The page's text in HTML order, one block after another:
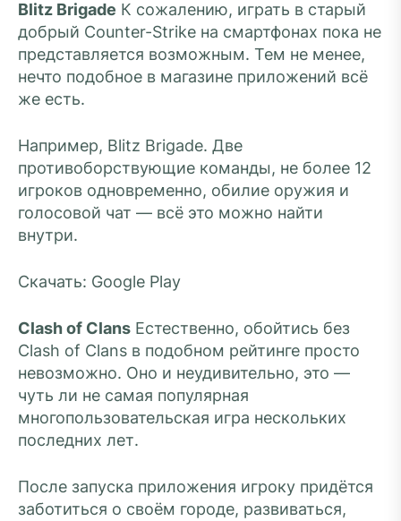
Blitz Brigade К сожалению, играть в старый
добрый Counter-Strike на смартфонах пока не
представляется возможным. Тем не менее,
нечто подобное в магазине приложений всё
же есть.
Например, Blitz Brigade. Две
противоборствующие команды, не более 12
игроков одновременно, обилие оружия и
голосовой чат — всё это можно найти
внутри.
Скачать: Google Play
Clash of Clans Естественно, обойтись без
Clash of Clans в подобном рейтинге просто
невозможно. Оно и неудивительно, это —
чуть ли не самая популярная
многопользовательская игра нескольких
последних лет.
После запуска приложения игроку придётся
заботиться о своём городе, развиваться,